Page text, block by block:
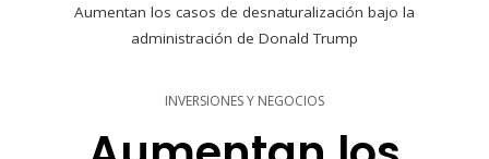
Aumentan los casos de desnaturalización bajo la
administración de Donald Trump
INVERSIONES Y NEGOCIOS